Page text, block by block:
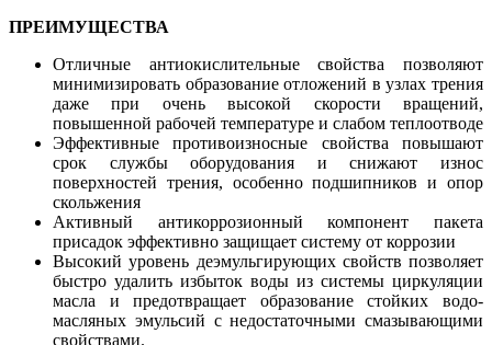
ПРЕИМУЩЕСТВА
Отличные антиокислительные свойства позволяют
минимизировать образование отложений в узлах трения
даже при очень высокой скорости вращений,
повышенной рабочей температуре и слабом теплоотводе
Эффективные противоизносные свойства повышают
срок службы оборудования и снижают износ
поверхностей трения, особенно подшипников и опор
скольжения
Активный антикоррозионный компонент пакета
присадок эффективно защищает систему от коррозии
Высокий уровень деэмульгирующих свойств позволяет
быстро удалить избыток воды из системы циркуляции
масла и предотвращает образование стойких водо-
масляных эмульсий с недостаточными смазывающими
свойствами.